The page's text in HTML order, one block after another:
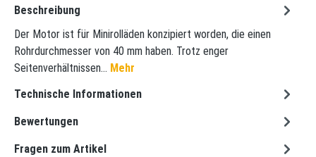
Beschreibung
Der Motor ist für Minirolläden konzipiert worden, die einen
Rohrdurchmesser von 40 mm haben. Trotz enger
Seitenverhältnissen… Mehr
Technische Informationen
Bewertungen
Fragen zum Artikel